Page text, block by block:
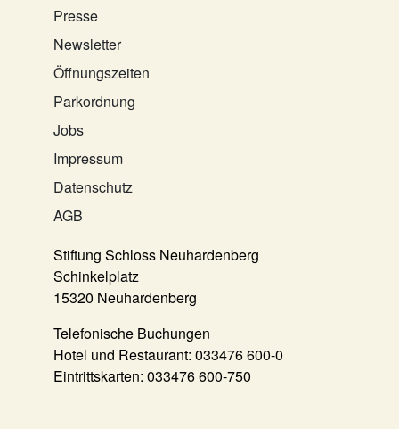
Presse
Newsletter
Öffnungszeiten
Parkordnung
Jobs
Impressum
Datenschutz
AGB
Stiftung Schloss Neuhardenberg
Schinkelplatz
15320 Neuhardenberg
Telefonische Buchungen
Hotel und Restaurant: 033476 600-0
Eintrittskarten: 033476 600-750